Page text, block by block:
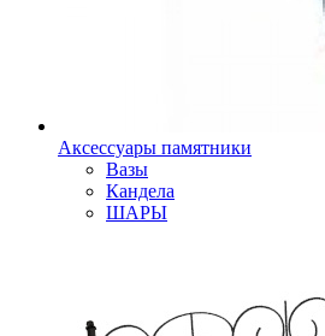
Аксессуары памятники
Вазы
Кандела
ШАРЫ